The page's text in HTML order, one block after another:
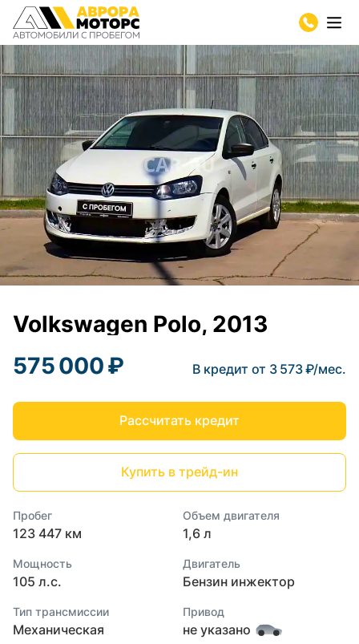
Volkswagen Polo, 2013
575 000 ₽
В кредит от 3 573 ₽/мес.
Рассчитать кредит
Купить в трейд-ин
Пробег
123 447 км
Объем двигателя
1,6 л
Мощность
105 л.с.
Двигатель
Бензин инжектор
Тип трансмиссии
Механическая
Привод
не указано